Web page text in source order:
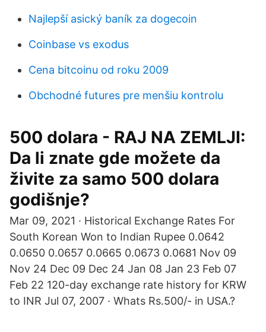
Najlepší asický baník za dogecoin
Coinbase vs exodus
Cena bitcoinu od roku 2009
Obchodné futures pre menšiu kontrolu
500 dolara - RAJ NA ZEMLJI:
Da li znate gde možete da
živite za samo 500 dolara
godišnje?
Mar 09, 2021 · Historical Exchange Rates For
South Korean Won to Indian Rupee 0.0642
0.0650 0.0657 0.0665 0.0673 0.0681 Nov 09
Nov 24 Dec 09 Dec 24 Jan 08 Jan 23 Feb 07
Feb 22 120-day exchange rate history for KRW
to INR Jul 07, 2007 · Whats Rs.500/- in USA.?